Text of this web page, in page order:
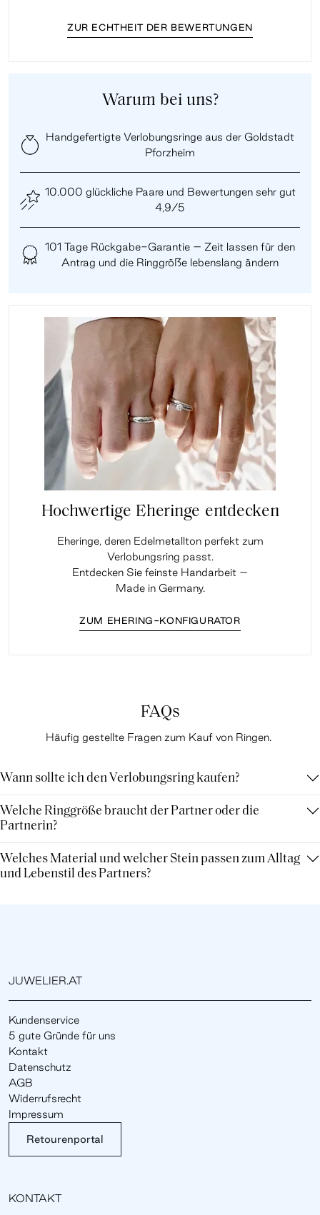
ZUR ECHTHEIT DER BEWERTUNGEN
Warum bei uns?
Handgefertigte Verlobungsringe aus der Goldstadt
Pforzheim
10.000 glückliche Paare und Bewertungen sehr gut
4,9/5
101 Tage Rückgabe-Garantie – Zeit lassen für den
Antrag und die Ringgröße lebenslang ändern
Hochwertige Eheringe entdecken
Eheringe, deren Edelmetallton perfekt zum
Verlobungsring passt.
Entdecken Sie feinste Handarbeit –
Made in Germany.
ZUM EHERING-KONFIGURATOR
FAQs
Häufig gestellte Fragen zum Kauf von Ringen.
Wann sollte ich den Verlobungsring kaufen?
Welche Ringgröße braucht der Partner oder die
Partnerin?
Welches Material und welcher Stein passen zum Alltag
und Lebenstil des Partners?
JUWELIER.AT
Kundenservice
5 gute Gründe für uns
Kontakt
Datenschutz
AGB
Widerrufsrecht
Impressum
Retourenportal
KONTAKT